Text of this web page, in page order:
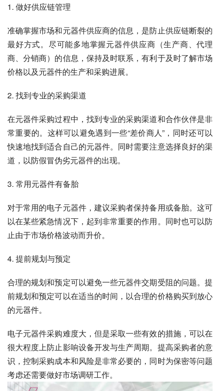
1. 做好供应链管理
准确掌握市场和元器件供应商的信息，是防止供应链断裂的
最好方式。尽可能多地掌握元器件供应商（生产商、代理
商、分销商）的信息，保持及时联系，有利于及时了解市场
价格以及元器件的生产和采购进展。
2. 找到专业的采购渠道
在元器件采购过程中，找到专业的采购渠道和合作伙伴是非
常重要的。这样可以避免遇到一些“差价商人”，同时还可以
快速地找到适合自己的元器件。同时需要注意选择良好的渠
道，以防假冒伪劣元器件的出现。
3. 常用元器件有备胎
对于常用的电子元器件，建议采购者保持备用或备胎。这可
以在某些紧急情况下，起到非常重要的作用。同时也可以防
止由于市场价格波动而升价。
4. 提前规划与预定
合理的规划和预定可以避免一些元器件交期受阻的问题。提
前规划和预定可以在适当的时间，以合理的价格购买到放心
的元器件。
电子元器件采购难度大，但是采取一些有效的措施，可以在
很大程度上防止影响设备开发与生产周期。提高采购者的意
识，控制采购成本和风险是非常必要的，同时为保密等问题
考虑还需要做好市场调研工作。